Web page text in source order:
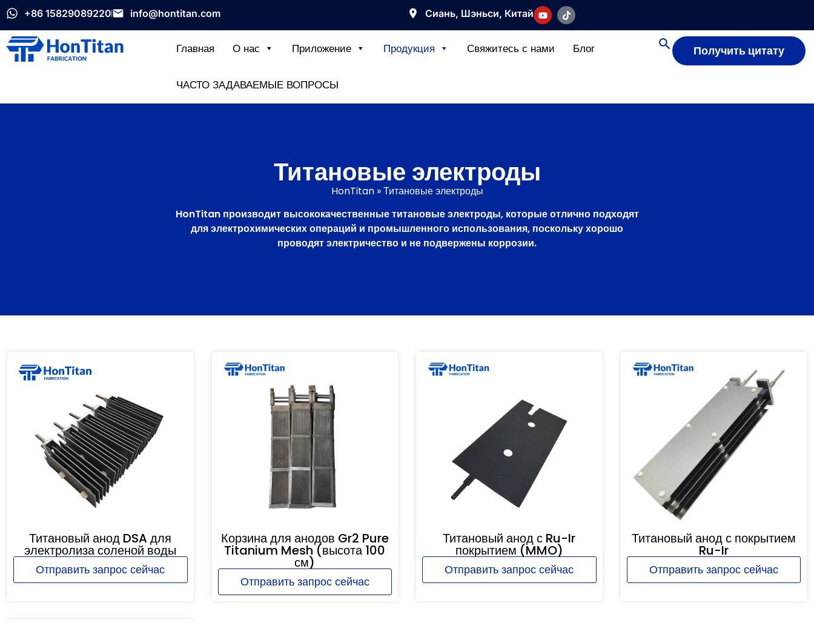
+86 15829089220 info@hontitan.com Сиань, Шэньси, Китай
Главная О нас Приложение Продукция Свяжитесь с нами Блог
ЧАСТО ЗАДАВАЕМЫЕ ВОПРОСЫ
Получить цитату
Титановые электроды
HonTitan»Титановые электроды
HonTitan производит высококачественные титановые электроды, которые отлично подходят
для электрохимических операций и промышленного использования, поскольку хорошо
проводят электричество и не подвержены коррозии.
Титановый анод DSA для
электролиза соленой воды
Отправить запрос сейчас
Корзина для анодов Gr2 Pure
Titanium Mesh (высота 100
см)
Отправить запрос сейчас
Титановый анод с Ru-Ir
покрытием (MMO)
Отправить запрос сейчас
Титановый анод с покрытием
Ru-Ir
Отправить запрос сейчас